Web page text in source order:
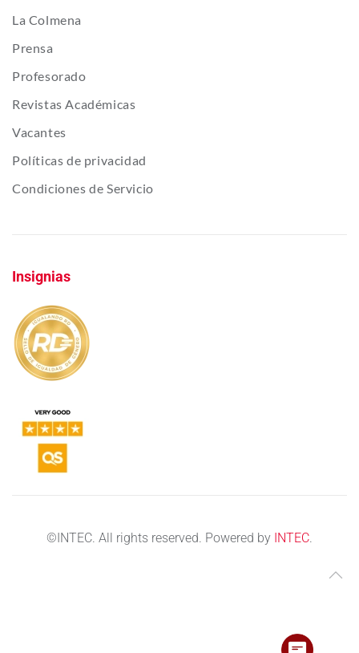
La Colmena
Prensa
Profesorado
Revistas Académicas
Vacantes
Políticas de privacidad
Condiciones de Servicio
Insignias
©INTEC. All rights reserved. Powered by INTEC.